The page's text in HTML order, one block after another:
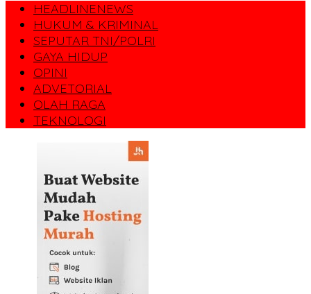
HEADLINENEWS
HUKUM & KRIMINAL
SEPUTAR TNI/POLRI
GAYA HIDUP
OPINI
ADVETORIAL
OLAH RAGA
TEKNOLOGI